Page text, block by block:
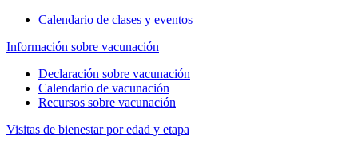
Calendario de clases y eventos
Información sobre vacunación
Declaración sobre vacunación
Calendario de vacunación
Recursos sobre vacunación
Visitas de bienestar por edad y etapa